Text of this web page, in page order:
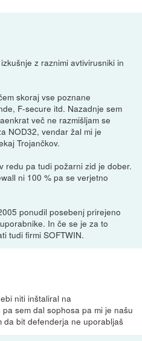
z raznimi avtivirusniki in
skoraj vse poznane
F-secure itd. Nazadnje sem
več ne razmišljam se
NOD32, vendar žal mi je
Trojančkov.
redu pa tudi požarni zid je dober.
ni 100 % pa se verjetno
ponudil posebenj prirejeno
In če se je za to
tudi firmi SOFTWIN.
niti inštaliral na
sem dal sophosa pa mi je našu
da bit defenderja ne uporabljaš